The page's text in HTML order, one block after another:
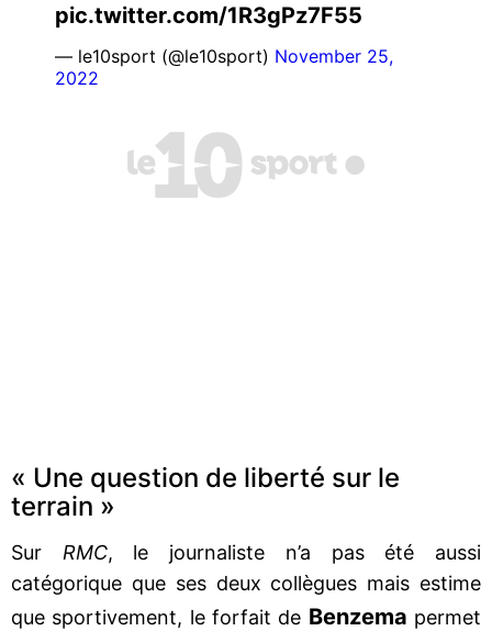
pic.twitter.com/1R3gPz7F55
— le10sport (@le10sport) November 25,
2022
« Une question de liberté sur le
terrain »
Sur RMC, le journaliste n’a pas été aussi
catégorique que ses deux collègues mais estime
que sportivement, le forfait de Benzema permet